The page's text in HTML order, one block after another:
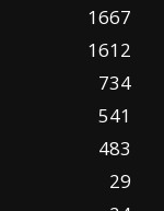
1667
1612
734
541
483
29